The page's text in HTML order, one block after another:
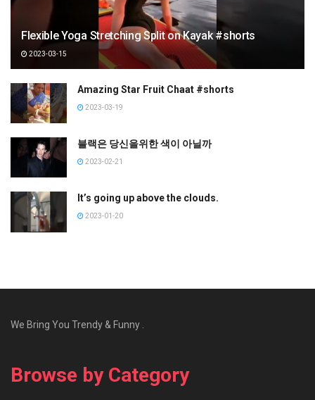
Flexible Yoga Stretching Split on Kayak #shorts
2023-03-15
Amazing Star Fruit Chaat #shorts
2023-03-19
블랙은 당신을위한 색이 아닐까
2023-02-21
It’s going up above the clouds.
2023-01-20
We Bring You Trendy & Funny .
Browse by Category